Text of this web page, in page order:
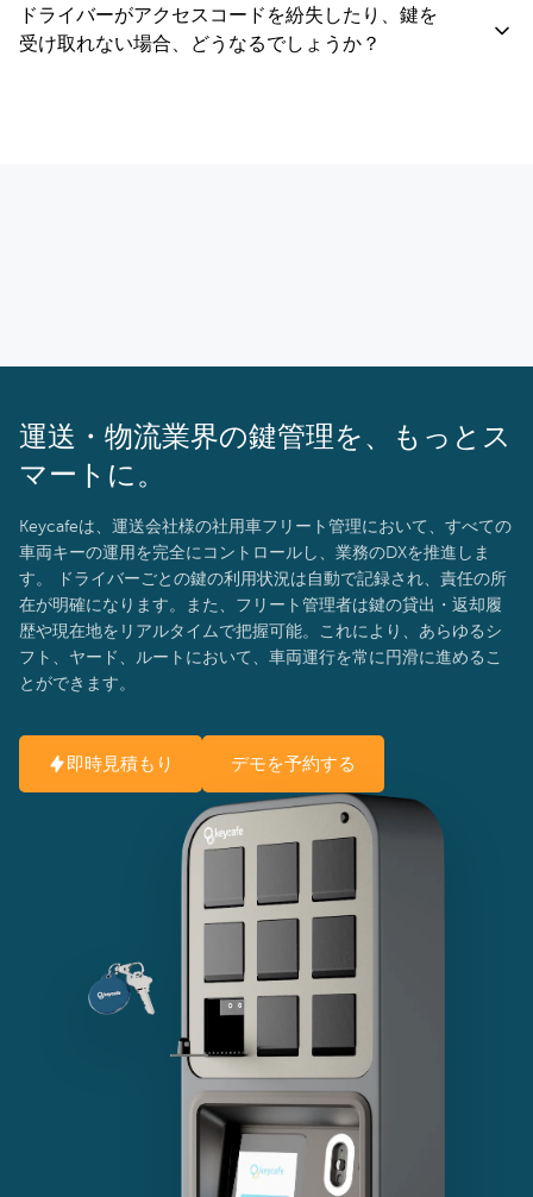
Keycafeアカウントで一元管理できます。 フリート管理者は、中
央のダッシュボードから全拠点の状況を可視化し、一目で把握す
ドライバーがアクセスコードを紛失したり、鍵を
受け取れない場合、どうなるでしょうか？
運送・物流業界の鍵管理を、もっとス
マートに。
Keycafeは、運送会社様の社用車フリート管理において、すべての
車両キーの運用を完全にコントロールし、業務のDXを推進しま
す。 ドライバーごとの鍵の利用状況は自動で記録され、責任の所
在が明確になります。また、フリート管理者は鍵の貸出・返却履
歴や現在地をリアルタイムで把握可能。これにより、あらゆるシ
フト、ヤード、ルートにおいて、車両運行を常に円滑に進めるこ
とができます。
即時見積もり デモを予約する